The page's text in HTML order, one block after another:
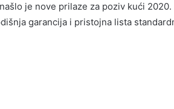
je nove prilaze za poziv kući
garancija i pristojna lista